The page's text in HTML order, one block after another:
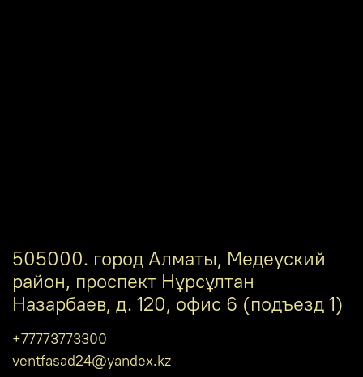
505000. город Алматы, Медеуский
район, проспект Нұрсұлтан
Назарбаев, д. 120, офис 6 (подъезд 1)
+77773773300
ventfasad24@yandex.kz